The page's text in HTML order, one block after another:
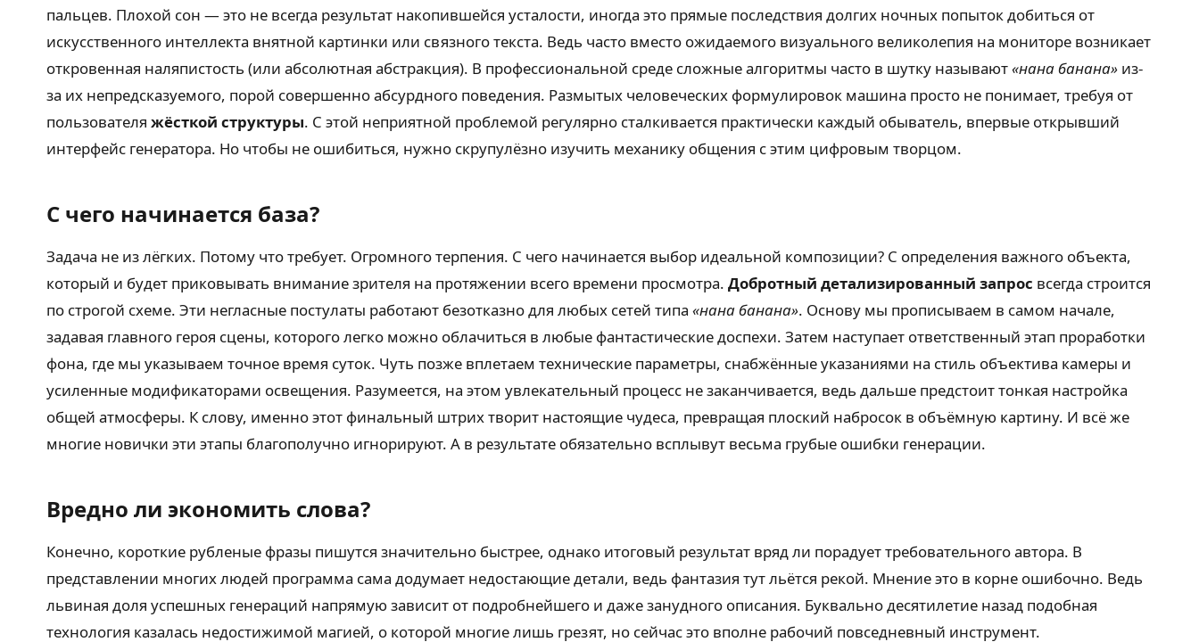
пальцев. Плохой сон — это не всегда результат накопившейся усталости, иногда это прямые последствия долгих ночных попыток добиться от
искусственного интеллекта внятной картинки или связного текста. Ведь часто вместо ожидаемого визуального великолепия на мониторе возникает
откровенная наляпистость (или абсолютная абстракция). В профессиональной среде сложные алгоритмы часто в шутку называют«нана банана» из-
за их непредсказуемого, порой совершенно абсурдного поведения. Размытых человеческих формулировок машина просто не понимает, требуя от
пользователя жёсткой структуры. С этой неприятной проблемой регулярно сталкивается практически каждый обыватель, впервые открывший
интерфейс генератора. Но чтобы не ошибиться, нужно скрупулёзно изучить механику общения с этим цифровым творцом.
С чего начинается база?
Задача не из лёгких. Потому что требует. Огромного терпения. С чего начинается выбор идеальной композиции? С определения важного объекта,
который и будет приковывать внимание зрителя на протяжении всего времени просмотра. Добротный детализированный запрос всегда строится
по строгой схеме. Эти негласные постулаты работают безотказно для любых сетей типа «нана банана». Основу мы прописываем в самом начале,
задавая главного героя сцены, которого легко можно облачиться в любые фантастические доспехи. Затем наступает ответственный этап проработки
фона, где мы указываем точное время суток. Чуть позже вплетаем технические параметры, снабжённые указаниями на стиль объектива камеры и
усиленные модификаторами освещения. Разумеется, на этом увлекательный процесс не заканчивается, ведь дальше предстоит тонкая настройка
общей атмосферы. К слову, именно этот финальный штрих творит настоящие чудеса, превращая плоский набросок в объёмную картину. И всё же
многие новички эти этапы благополучно игнорируют. А в результате обязательно всплывут весьма грубые ошибки генерации.
Вредно ли экономить слова?
Конечно, короткие рубленые фразы пишутся значительно быстрее, однако итоговый результат вряд ли порадует требовательного автора. В
представлении многих людей программа сама додумает недостающие детали, ведь фантазия тут льётся рекой. Мнение это в корне ошибочно. Ведь
львиная доля успешных генераций напрямую зависит от подробнейшего и даже занудного описания. Буквально десятилетие назад подобная
технология казалась недостижимой магией, о которой многие лишь грезят, но сейчас это вполне рабочий повседневный инструмент.